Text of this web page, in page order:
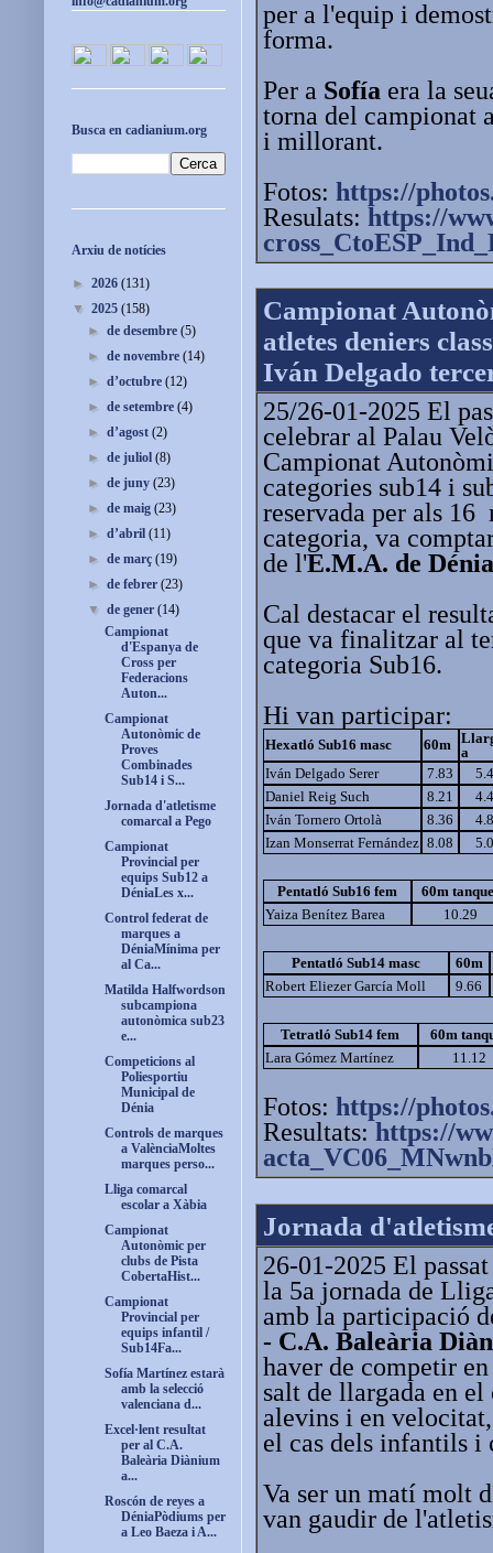
per a l'equip i
forma.
Per a Sofía era la
torna del campionat
i millorant.
Fotos: https://
Resulats: https://
Campionat
atletes deniers
Iván Delgado
25/26-01-2025 El
celebrar al Palau
Campionat
categories sub14 i
reservada per als 16
categoria, va
de l'E.M.A. de
Cal destacar el
que va finalitzar al
categoria Sub16.
Hi van participar:
Hexatló Sub16 masc 60m a
Iván Delgado Serer
7.83
Daniel Reig Such
8.21
Iván Tornero Ortolà
8.36
Izan Monserrat Fernández 8.08
Pentatló Sub16 fem
60m
Yaiza Benítez Barea
10.29
Pentatló Sub14 masc
60m
Robert Eliezer García Moll
9.66
Tetratló Sub14 fem
60m
Lara Gómez Martínez
11.12
Fotos: https://
Resultats: https://
Jornada
26-01-2025 El
la 5a jornada de
amb la participació
- C.A. Baleària
haver de competir
salt de llargada en
alevins i en
el cas dels infantils i
Va ser un matí molt
van gaudir de
Busca en cadianium.org
Arxiu de notícies
► 2026 (131)
▼ 2025 (158)
►de desembre(5)
►de novembre(14)
►d’octubre(12)
►de setembre(4)
►d’agost(2)
►de juliol(8)
►de juny(23)
►de maig(23)
►d’abril(11)
►de març(19)
►de febrer(23)
▼de gener(14)
Campionat
d'Espanya de
Cross per
Federacions
Auton...
Campionat
Autonòmic de
Proves
Combinades
Sub14 i S...
Jornada d'atletisme
comarcal a Pego
Campionat
Provincial per
equips Sub12 a
DéniaLes x...
Control federat de
marques a
DéniaMínima per
al Ca...
Matilda Halfwordson
subcampiona
autonòmica sub23
e...
Competicions al
Poliesportiu
Municipal de
Dénia
Controls de marques
a ValènciaMoltes
marques perso...
Lliga comarcal
escolar a Xàbia
Campionat
Autonòmic per
clubs de Pista
CobertaHist...
Campionat
Provincial per
equips infantil /
Sub14Fa...
Sofía Martínez estarà
amb la selecció
valenciana d...
Excel·lent resultat
per al C.A.
Baleària Diànium
a...
Roscón de reyes a
DéniaPòdiums per
a Leo Baeza i A...